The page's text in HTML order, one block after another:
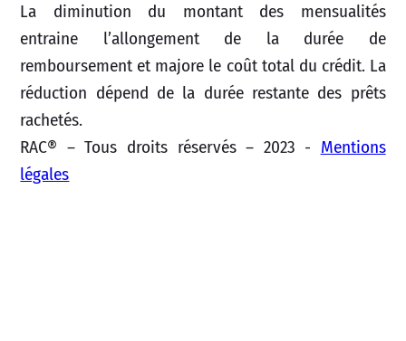
La diminution du montant des mensualités
entraine l’allongement de la durée de
remboursement et majore le coût total du crédit. La
réduction dépend de la durée restante des prêts
rachetés.
RAC® – Tous droits réservés – 2023 - Mentions
légales